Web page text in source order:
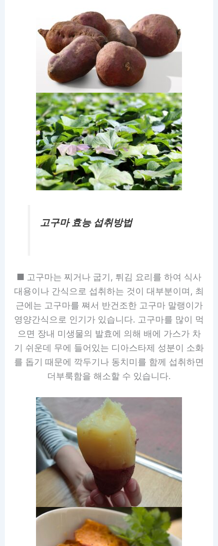
고구마 효능 섭취방법
■ 고구마는 찌거나 굽기, 튀김 요리를 하여 식사
대용이나 간식으로 섭취하는 것이 대부분이며, 최
근에는 고구마를 쪄서 반건조한 고구마 말랭이가
영양간식으로 인기가 있습니다. 고구마를 많이 먹
으면 장내 미생물의 발효에 의해 배에 가스가 차
기 쉬운데 무에 들어있는 디아스타제 성분이 소화
를 돕기 때문에 깍두기나 동치미를 함께 섭취하면
더부룩함을 해소할 수 있습니다.